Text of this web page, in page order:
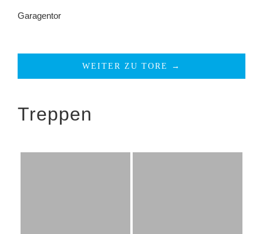
Garagentor
WEITER ZU TORE →
Treppen